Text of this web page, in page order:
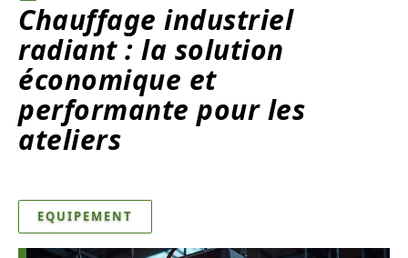
Chauffage industriel
radiant : la solution
économique et
performante pour les
ateliers
EQUIPEMENT